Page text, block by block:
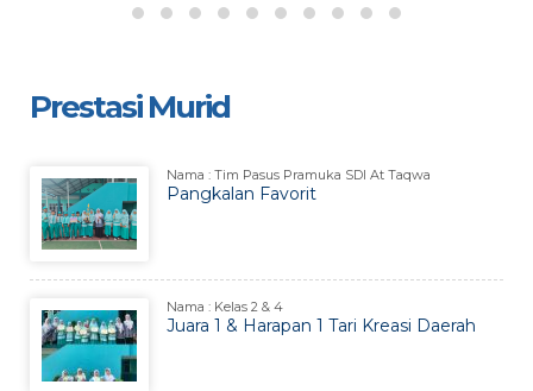
Prestasi Murid
Nama : Tim Pasus Pramuka SDI At Taqwa
Pangkalan Favorit
Nama : Kelas 2 & 4
Juara 1 & Harapan 1 Tari Kreasi Daerah